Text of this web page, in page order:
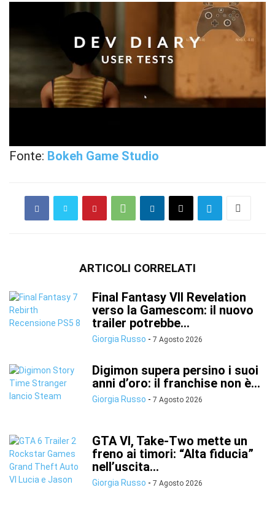
Fonte: Bokeh Game Studio
ARTICOLI CORRELATI
Final Fantasy VII Revelation
verso la Gamescom: il nuovo
trailer potrebbe...
Giorgia Russo - 7 Agosto 2026
Digimon supera persino i suoi
anni d’oro: il franchise non è...
Giorgia Russo - 7 Agosto 2026
GTA VI, Take-Two mette un
freno ai timori: “Alta fiducia”
nell’uscita...
Giorgia Russo - 7 Agosto 2026